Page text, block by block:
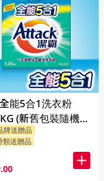
能5合1洗衣粉
(新舊包裝隨機發
牌送贈品
類送贈品
.00